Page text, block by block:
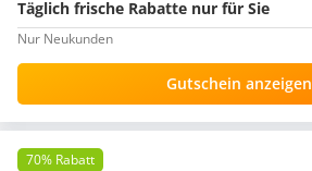
Täglich frische Rabatte nur für Sie
Nur Neukunden
Gutschein anzeigen
70% Rabatt